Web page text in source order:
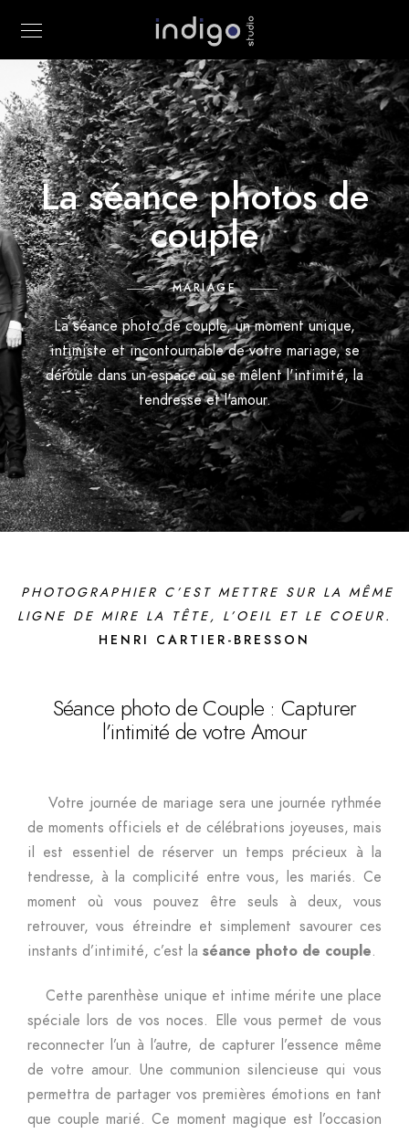
La séance photos de
couple
MARIAGE
La séance photo de couple, un moment unique,
intimiste et incontournable de votre mariage, se
déroule dans un espace où se mêlent l'intimité, la
tendresse et l'amour.
PHOTOGRAPHIER C’EST METTRE SUR LA MÊME
LIGNE DE MIRE LA TÊTE, L’OEIL ET LE COEUR.
HENRI CARTIER-BRESSON
Séance photo de Couple : Capturer
l’intimité de votre Amour
Votre journée de mariage sera une journée rythmée
de moments officiels et de célébrations joyeuses, mais
il est essentiel de réserver un temps précieux à la
tendresse, à la complicité entre vous, les mariés. Ce
moment où vous pouvez être seuls à deux, vous
retrouver, vous étreindre et simplement savourer ces
instants d’intimité, c’est la séance photo de couple.
Cette parenthèse unique et intime mérite une place
spéciale lors de vos noces. Elle vous permet de vous
reconnecter l’un à l’autre, de capturer l’essence même
de votre amour. Une communion silencieuse qui vous
permettra de partager vos premières émotions en tant
que couple marié. Ce moment magique est l’occasion